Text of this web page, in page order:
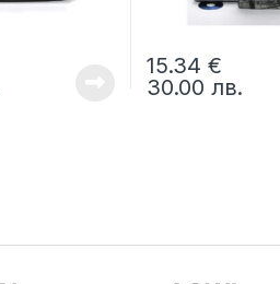
15.34 €
30.00 лв.